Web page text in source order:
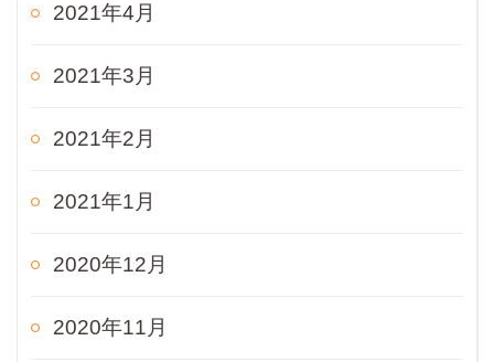
2021年4月
2021年3月
2021年2月
2021年1月
2020年12月
2020年11月